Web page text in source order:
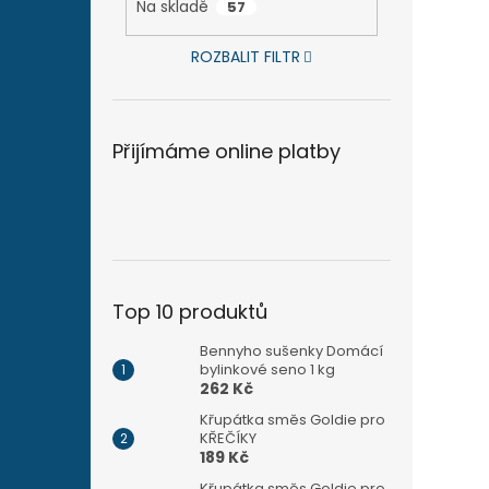
Na skladě 57
ROZBALIT FILTR
Přijímáme online platby
Top 10 produktů
Bennyho sušenky Domácí
bylinkové seno 1 kg
262 Kč
Křupátka směs Goldie pro
KŘEČÍKY
189 Kč